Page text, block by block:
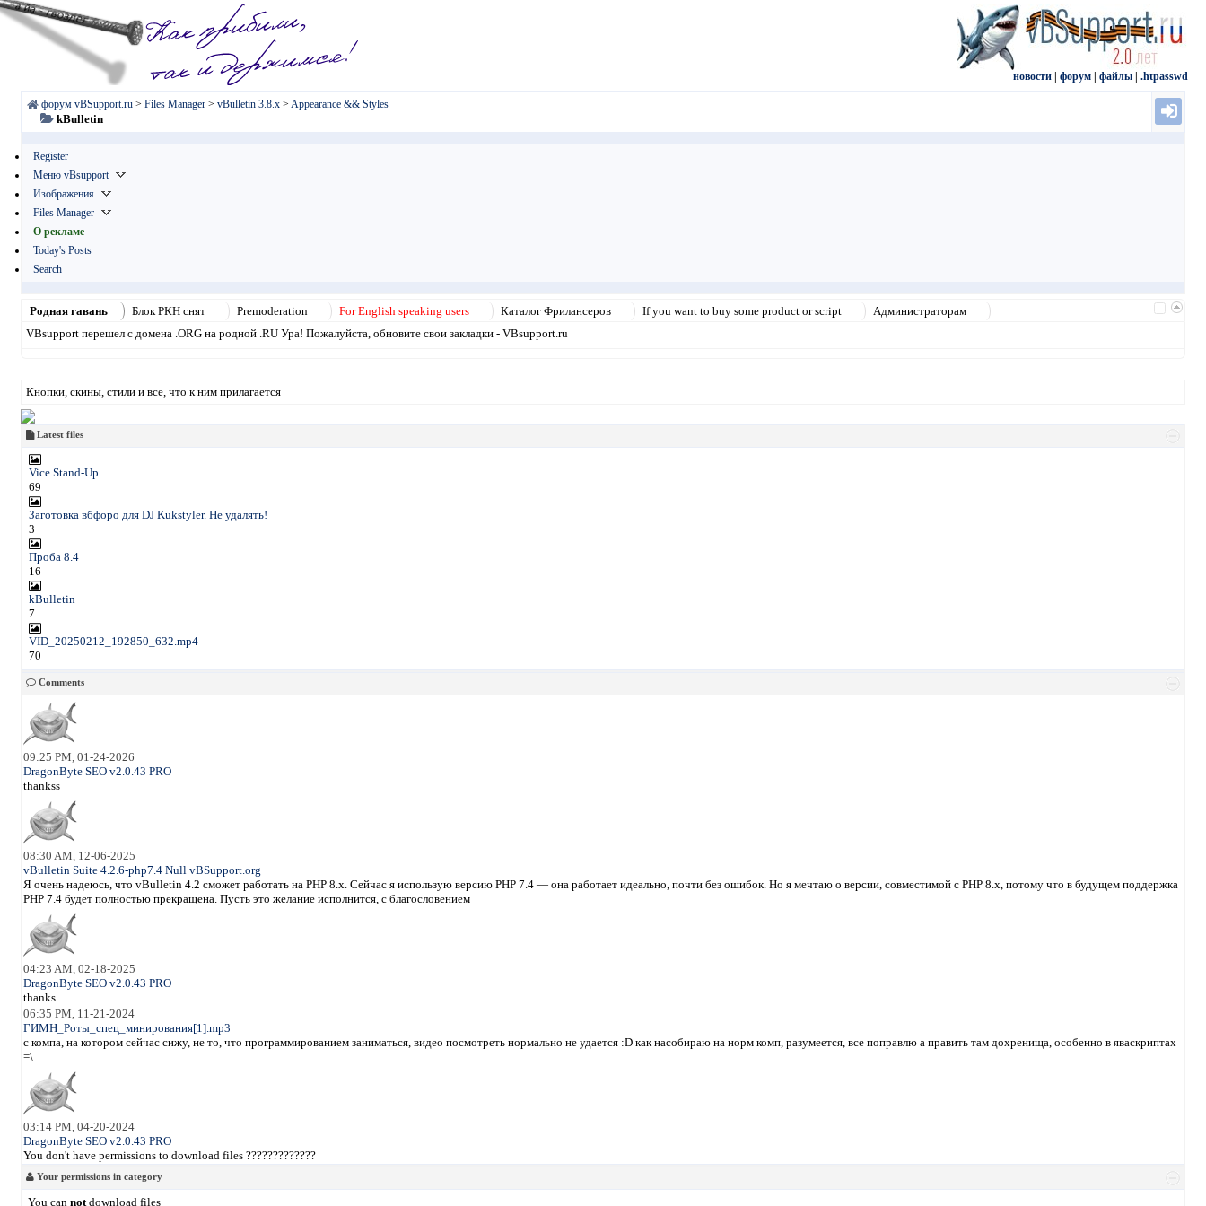
новости форум файлы .htpasswd
форум vBSupport.ru > Files Manager > vBulletin 3.8.x > Appearance && Styles
kBulletin
Register
Меню vBsupport
Изображения
Files Manager
О рекламе
Today's Posts
Search
Родная гавань Блок РКН снят Premoderation For English speaking users Каталог Фрилансеров If you want to buy some product or script
Администраторам
VBsupport перешел с домена .ORG на родной .RU Ура! Пожалуйста, обновите свои закладки - VBsupport.ru
Кнопки, скины, стили и все, что к ним прилагается
Latest files
Vice Stand-Up
69
Заготовка вбфоро для DJ Kukstyler. Не удалять!
3
Проба 8.4
16
kBulletin
7
VID_20250212_192850_632.mp4
70
Comments
09:25 PM, 01-24-2026
DragonByte SEO v2.0.43 PRO
thankss
08:30 AM, 12-06-2025
vBulletin Suite 4.2.6-php7.4 Null vBSupport.org
Я очень надеюсь, что vBulletin 4.2 сможет работать на PHP 8.x. Сейчас я использую версию PHP 7.4 — она работает идеально, почти без ошибок. Но я мечтаю о версии, совместимой с PHP 8.x, потому что в будущем поддержка
PHP 7.4 будет полностью прекращена. Пусть это желание исполнится, с благословением
04:23 AM, 02-18-2025
DragonByte SEO v2.0.43 PRO
thanks
06:35 PM, 11-21-2024
ГИМН_Роты_спец_минирования[1].mp3
с компа, на котором сейчас сижу, не то, что программированием заниматься, видео посмотреть нормально не удается :D как насобираю на норм комп, разумеется, все поправлю а править там дохренища, особенно в яваскриптах
=\
03:14 PM, 04-20-2024
DragonByte SEO v2.0.43 PRO
You don't have permissions to download files ?????????????
Your permissions in category
You can notdownload files